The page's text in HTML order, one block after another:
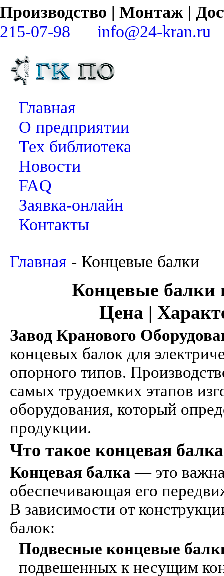
Производство | Монтаж |
215-07-98
info@24-kran.ru
Главная
О предприятии
Тех библиотека
Новости
FAQ
Заявка-онлайн
Контакты
Главная - Концевые балки
Концевые балки
Цена |
Завод Кранового
концевых балок для
опорного типов.
самых трудоемких этапов
оборудования, который
продукции.
Что такое концевая
Концевая балка — это
обеспечивающая его
В зависимости от
балок:
Подвесные концевые
подвешенных к несущим